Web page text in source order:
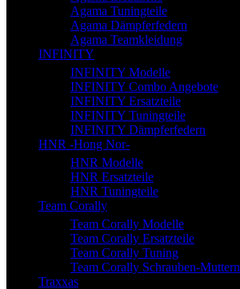
Agama Tuningteile
Agama Dämpferfedern
Agama Teamkleidung
INFINITY
INFINITY Modelle
INFINITY Combo Angebote
INFINITY Ersatzteile
INFINITY Tuningteile
INFINITY Dämpferfedern
HNR -Hong Nor-
HNR Modelle
HNR Ersatzteile
HNR Tuningteile
Team Corally
Team Corally Modelle
Team Corally Ersatzteile
Team Corally Tuning
Team Corally Schrauben-Muttern
Traxxas